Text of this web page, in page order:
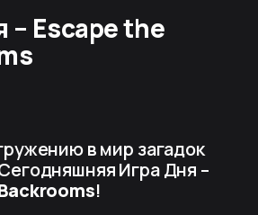
– Escape the
в мир загадок
Игра Дня –
!